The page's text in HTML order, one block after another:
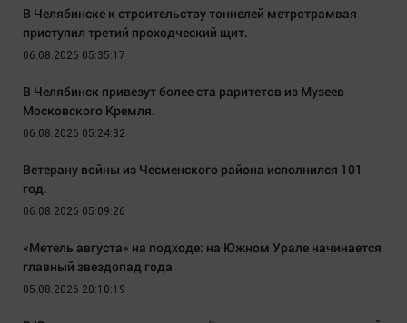
В Челябинске к строительству тоннелей метротрамвая
приступил третий проходческий щит.
06.08.2026 05:35:17
В Челябинск привезут более ста раритетов из Музеев
Московского Кремля.
06.08.2026 05:24:32
Ветерану войны из Чесменского района исполнился 101
год.
06.08.2026 05:09:26
«Метель августа» на подходе: на Южном Урале начинается
главный звездопад года
05.08.2026 20:10:19